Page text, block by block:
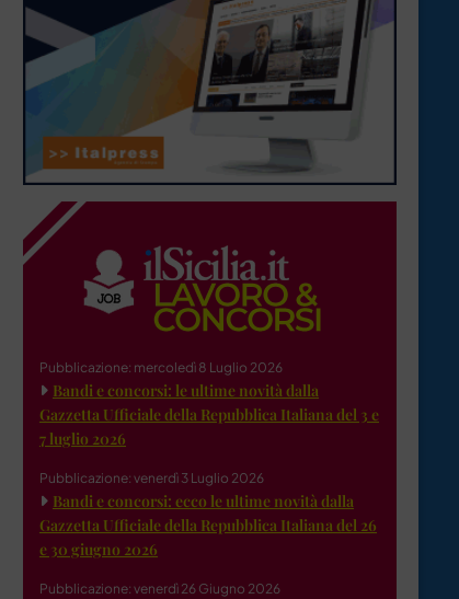
Pubblicazione: mercoledì 8 Luglio 2026
Bandi e concorsi: le ultime novità dalla
Gazzetta Ufficiale della Repubblica Italiana del 3 e
7 luglio 2026
Pubblicazione: venerdì 3 Luglio 2026
Bandi e concorsi: ecco le ultime novità dalla
Gazzetta Ufficiale della Repubblica Italiana del 26
e 30 giugno 2026
Pubblicazione: venerdì 26 Giugno 2026